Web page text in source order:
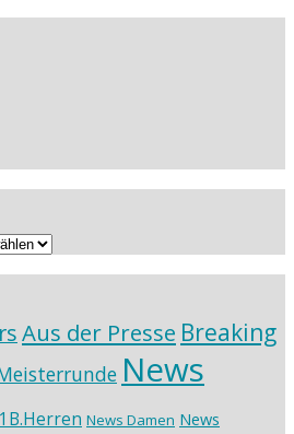
Aus der Presse Breaking
News
News Damen News